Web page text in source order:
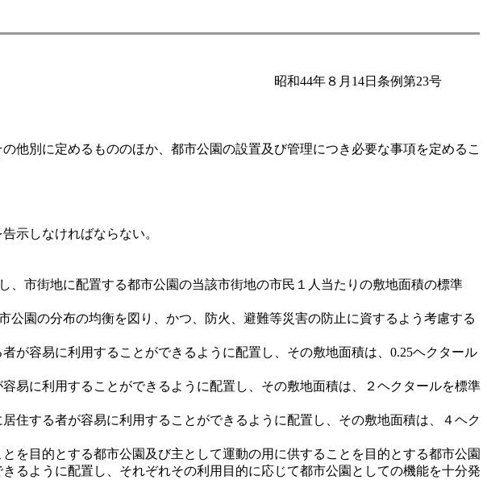
昭和44年８月14日条例第23号
別に定めるもののほか、都市公園の設置及び管理につき必要な事項を定めるこ
示しなければならない。
市街地に配置する都市公園の当該市街地の市民１人当たりの敷地面積の標準
園の分布の均衡を図り、かつ、防火、避難等災害の防止に資するよう考慮する
容易に利用することができるように配置し、その敷地面積は、0.25ヘクタール
に利用することができるように配置し、その敷地面積は、２ヘクタールを標準
する者が容易に利用することができるように配置し、その敷地面積は、４ヘク
目的とする都市公園及び主として運動の用に供することを目的とする都市公園
るように配置し、それぞれその利用目的に応じて都市公園としての機能を十分発